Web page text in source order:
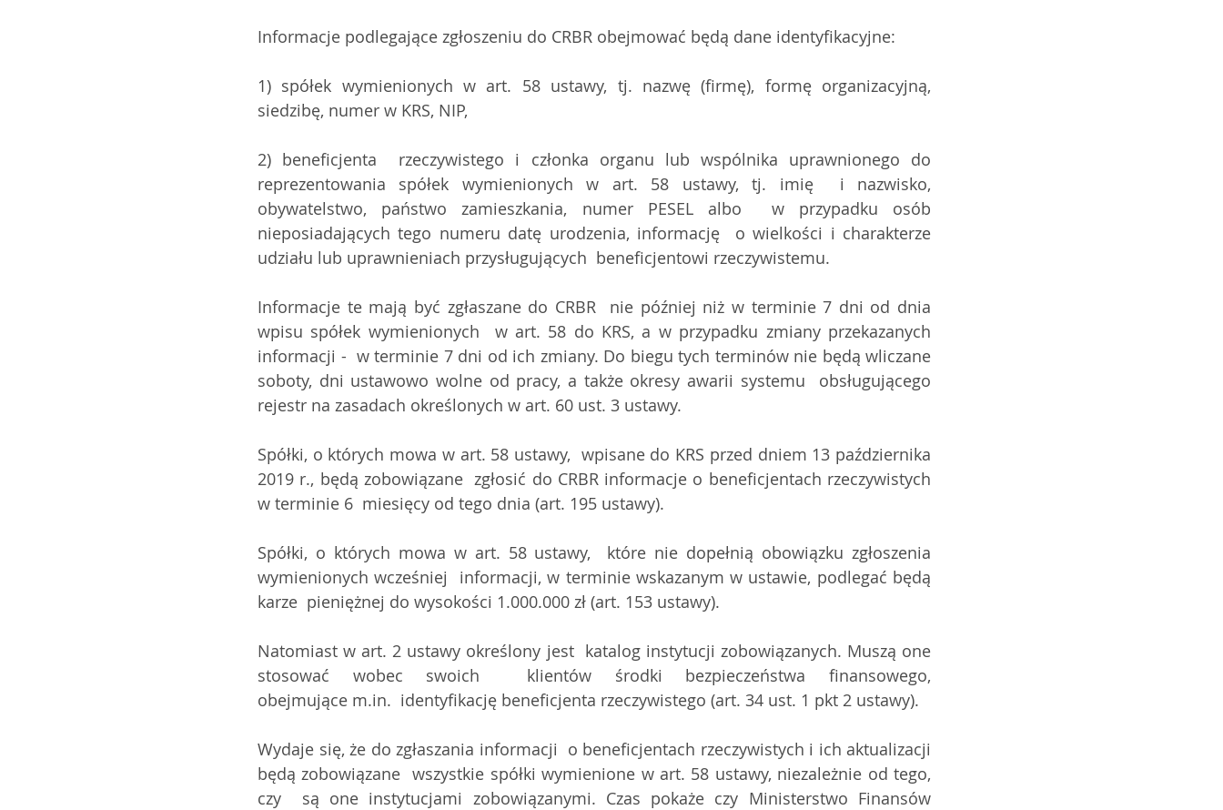
Informacje podlegające zgłoszeniu do CRBR obejmować będą dane identyfikacyjne:
1) spółek wymienionych w art. 58 ustawy, tj. nazwę (firmę), formę organizacyjną,
siedzibę, numer w KRS, NIP,
2) beneficjenta  rzeczywistego i członka organu lub wspólnika uprawnionego do
reprezentowania spółek wymienionych w art. 58 ustawy, tj. imię  i nazwisko,
obywatelstwo, państwo zamieszkania, numer PESEL albo  w przypadku osób
nieposiadających tego numeru datę urodzenia, informację  o wielkości i charakterze
udziału lub uprawnieniach przysługujących  beneficjentowi rzeczywistemu.
Informacje te mają być zgłaszane do CRBR  nie później niż w terminie 7 dni od dnia
wpisu spółek wymienionych  w art. 58 do KRS, a w przypadku zmiany przekazanych
informacji -  w terminie 7 dni od ich zmiany. Do biegu tych terminów nie będą wliczane
soboty, dni ustawowo wolne od pracy, a także okresy awarii systemu  obsługującego
rejestr na zasadach określonych w art. 60 ust. 3 ustawy.
Spółki, o których mowa w art. 58 ustawy,  wpisane do KRS przed dniem 13 października
2019 r., będą zobowiązane  zgłosić do CRBR informacje o beneficjentach rzeczywistych
w terminie 6  miesięcy od tego dnia (art. 195 ustawy).
Spółki, o których mowa w art. 58 ustawy,  które nie dopełnią obowiązku zgłoszenia
wymienionych wcześniej  informacji, w terminie wskazanym w ustawie, podlegać będą
karze  pieniężnej do wysokości 1.000.000 zł (art. 153 ustawy).
Natomiast w art. 2 ustawy określony jest  katalog instytucji zobowiązanych. Muszą one
stosować wobec swoich  klientów środki bezpieczeństwa finansowego,
obejmujące m.in.  identyfikację beneficjenta rzeczywistego (art. 34 ust. 1 pkt 2 ustawy).
Wydaje się, że do zgłaszania informacji  o beneficjentach rzeczywistych i ich aktualizacji
będą zobowiązane  wszystkie spółki wymienione w art. 58 ustawy, niezależnie od tego,
czy  są one instytucjami zobowiązanymi. Czas pokaże czy Ministerstwo Finansów